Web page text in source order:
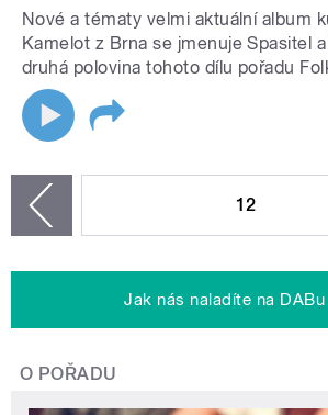
Nové a tématy velmi aktuální album
Kamelot z Brna se jmenuje Spasitel
druhá polovina tohoto dílu pořadu
12
Jak nás naladíte na DABu
O POŘADU